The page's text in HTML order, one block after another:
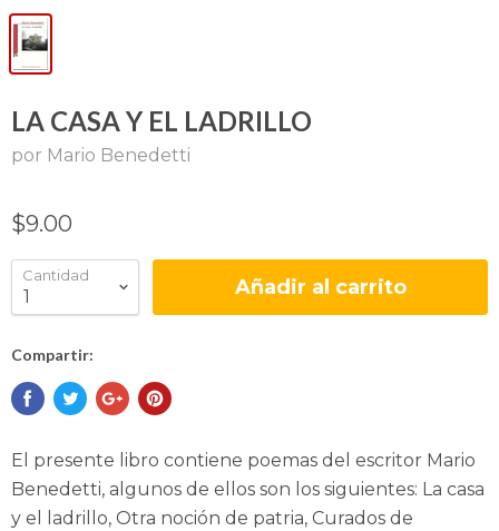
LA CASA Y EL LADRILLO
por Mario Benedetti
$9.00
Cantidad Añadir al carrito
Compartir:
El presente libro contiene poemas del escritor Mario
Benedetti, algunos de ellos son los siguientes: La casa
y el ladrillo, Otra noción de patria, Curados de